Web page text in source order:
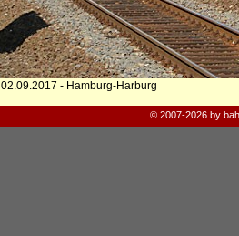
02.09.2017 - Hamburg-Harburg
© 2007-2026 by